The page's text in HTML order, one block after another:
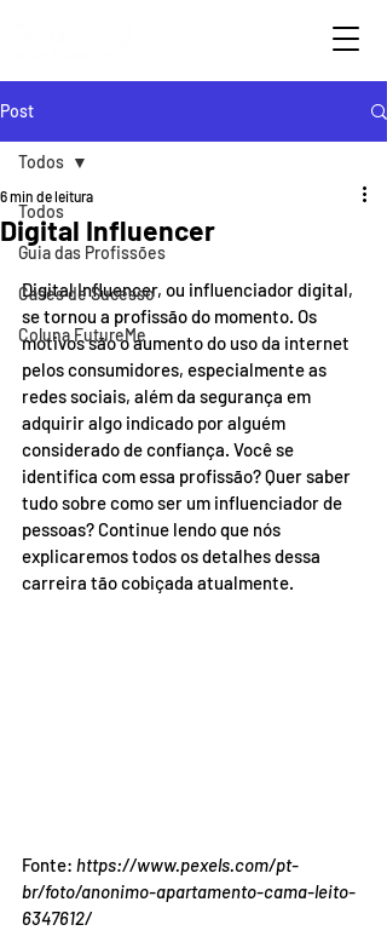
Post
Todos
Guia das Profissões
Cases de Sucesso
Coluna FutureMe
Todos
Digital Influencer
6 min de leitura
Digital Influencer, ou influenciador digital,
se tornou a profissão do momento. Os
motivos são o aumento do uso da internet
pelos consumidores, especialmente as
redes sociais, além da segurança em
adquirir algo indicado por alguém
considerado de confiança. Você se
identifica com essa profissão? Quer saber
tudo sobre como ser um influenciador de
pessoas? Continue lendo que nós
explicaremos todos os detalhes dessa
carreira tão cobiçada atualmente.
Fonte: https://www.pexels.com/pt-
br/foto/anonimo-apartamento-cama-leito-
6347612/